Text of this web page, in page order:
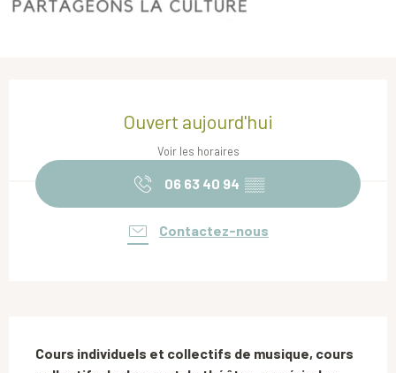
Ouvert aujourd'hui
Voir les horaires
06 63 40 94 ▒▒
Contactez-nous
Cours individuels et collectifs de musique, cours